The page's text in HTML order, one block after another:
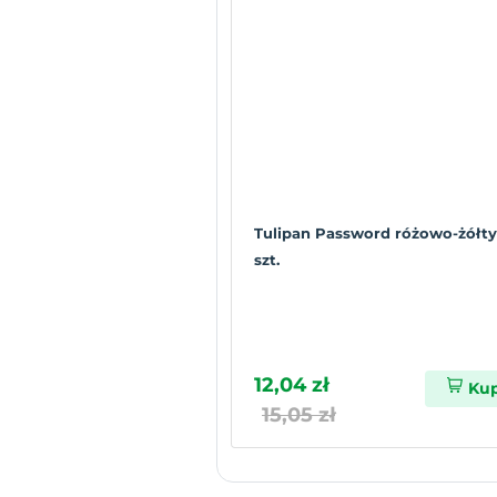
Tulipan Password różowo-
szt.
12,04 zł
15,05 zł